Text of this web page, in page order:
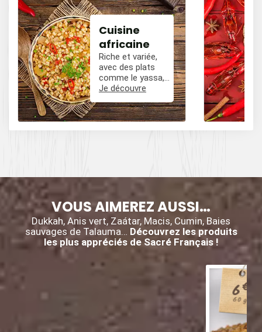
Cuisine
africaine
Riche et variée,
avec des plats
comme le yassa,
le poulet mafé, et
épicées avec du
poivre, du cumin,
et des piments.
Je découvre
VOUS AIMEREZ AUSSI…
Dukkah, Anis vert, Zaátar, Macis, Cumin, Baies
sauvages de Talauma… Découvrez les produits
les plus appréciés de Sacré Français !
6€
60 g